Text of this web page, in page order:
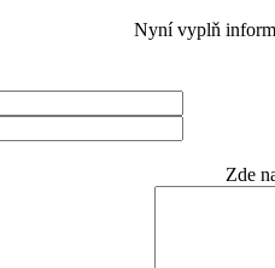
Nyní vyplň
Zde